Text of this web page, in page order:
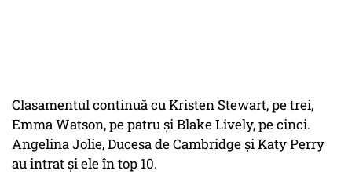
Clasamentul continuă cu Kristen Stewart, pe trei,
Emma Watson, pe patru şi Blake Lively, pe cinci.
Angelina Jolie, Ducesa de Cambridge şi Katy Perry
au intrat şi ele în top 10.